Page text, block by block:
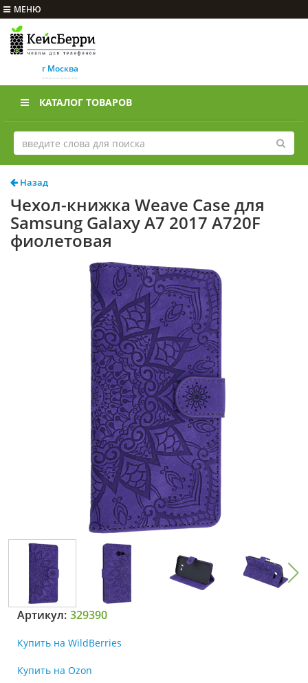
МЕНЮ
г Москва
КАТАЛОГ ТОВАРОВ
Назад
Чехол-книжка Weave Case для
Samsung Galaxy A7 2017 A720F
фиолетовая
Артикул: 329390
Купить на WildBerries
Купить на Ozon